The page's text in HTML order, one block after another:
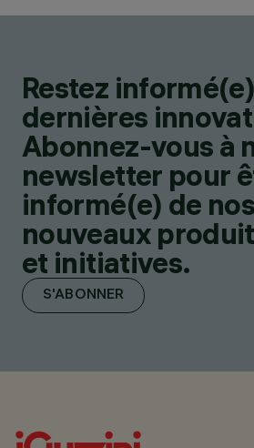
Restez
dernières
Abonnez-vous à
newsletter pour
informé(e) de nos
nouveaux
et initiatives.
S'ABONNER